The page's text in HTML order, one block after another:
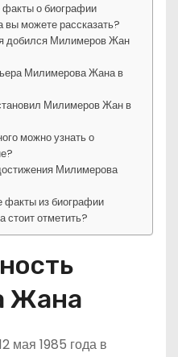
факты о биографии
можете рассказать?
добился Милимеров Жан
Милимерова Жана в
Милимеров Жан в
можно узнать о
Милимерова
факты из биографии
отметить?
Жана
мая 1985 года в